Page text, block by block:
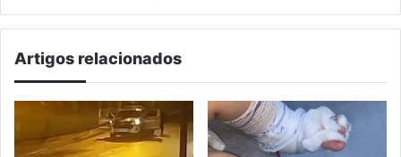
novo
e
Artigos relacionados